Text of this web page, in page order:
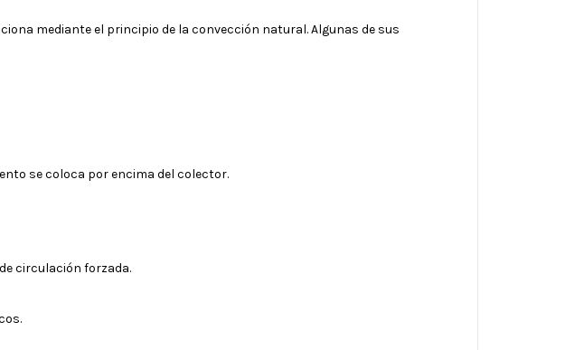
mediante el principio de la convección natural. Algunas de sus
se coloca por encima del colector.
circulación forzada.